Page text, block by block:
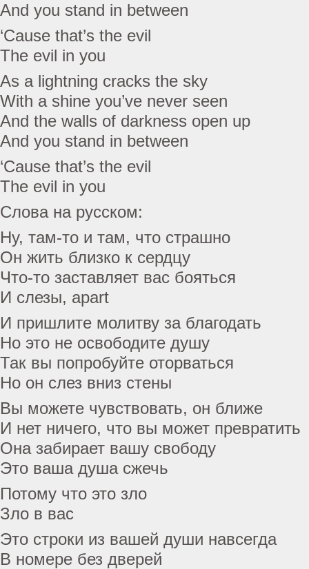
And you stand in between
‘Cause that’s the evil
The evil in you
As a lightning cracks the sky
With a shine you’ve never seen
And the walls of darkness open up
And you stand in between
‘Cause that’s the evil
The evil in you
Слова на русском:
Ну, там-то и там, что страшно
Он жить близко к сердцу
Что-то заставляет вас бояться
И слезы, apart
И пришлите молитву за благодать
Но это не освободите душу
Так вы попробуйте оторваться
Но он слез вниз стены
Вы можете чувствовать, он ближе
И нет ничего, что вы может превратить
Она забирает вашу свободу
Это ваша душа сжечь
Потому что это зло
Зло в вас
Это строки из вашей души навсегда
В номере без дверей